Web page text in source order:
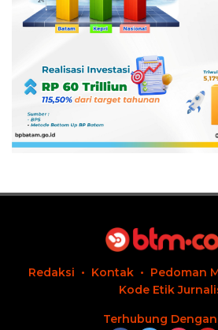
Redaksi Kontak Pedoman
Kode Etik
Terhubung